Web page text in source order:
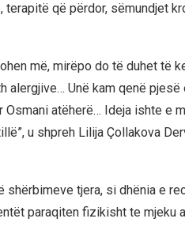
që përdor, sëmundjet
më, mirëpo do të duhet të
alergjive… Unë kam qenë
atëherë… Ideja ishte e
u shpreh Lilija Çollakova
tjera, si dhënia e
paraqiten fizikisht te mjeku